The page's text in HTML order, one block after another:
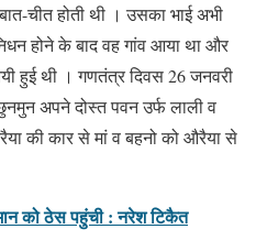
चीत होती थी । उसका भाई अभी
होने के बाद वह गांव आया था और
हुई थी । गणतंत्र दिवस 26 जनवरी
अपने दोस्त पवन उर्फ लाली व
की कार से मां व बहनो को औरैया से
को ठेस पहुंची : नरेश टिकैत